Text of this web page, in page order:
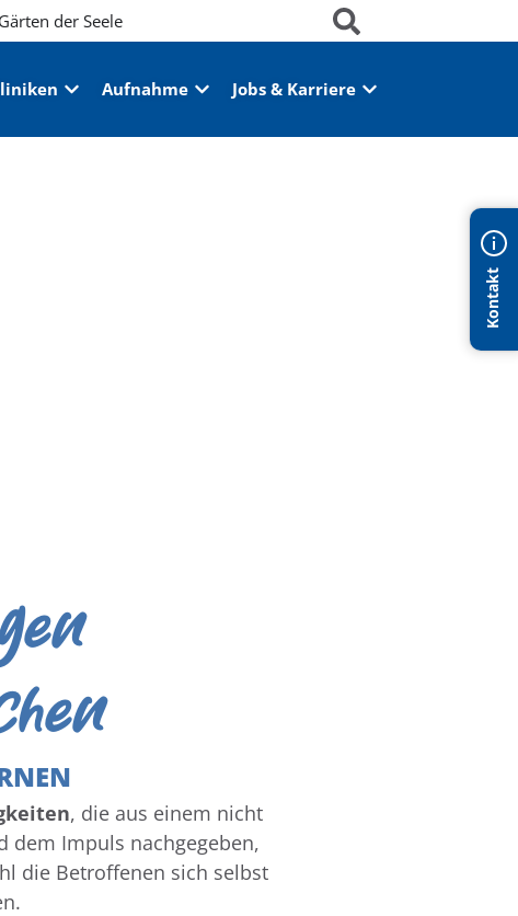
Kontakt
Gärten der Seele
Aufnahme Jobs & Karriere
, die aus einem nicht
dem Impuls nachgegeben,
die Betroffenen sich selbst